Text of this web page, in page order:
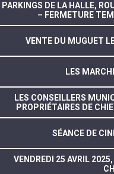
PARKINGS DE LA HALLE,
– FERMETURE
VENTE DU MUGUET
LES
LES CONSEILLERS
PROPRIÉTAIRES DE
SÉANCE DE
VENDREDI 25 AVRIL